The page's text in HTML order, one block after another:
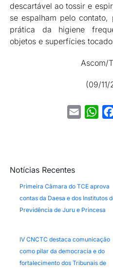
descartável ao tossir e
se espalham pelo
prática da higiene
objetos e superfícies
Ascom/
(09/
Email
Notícias Recentes
Primeira Câmara do TCE aprova
contas da Daesa e dos Institutos
Previdência de Juru e Princesa
IV CNCTC destaca comunicação
como pilar da democracia e do
fortalecimento dos Tribunais de